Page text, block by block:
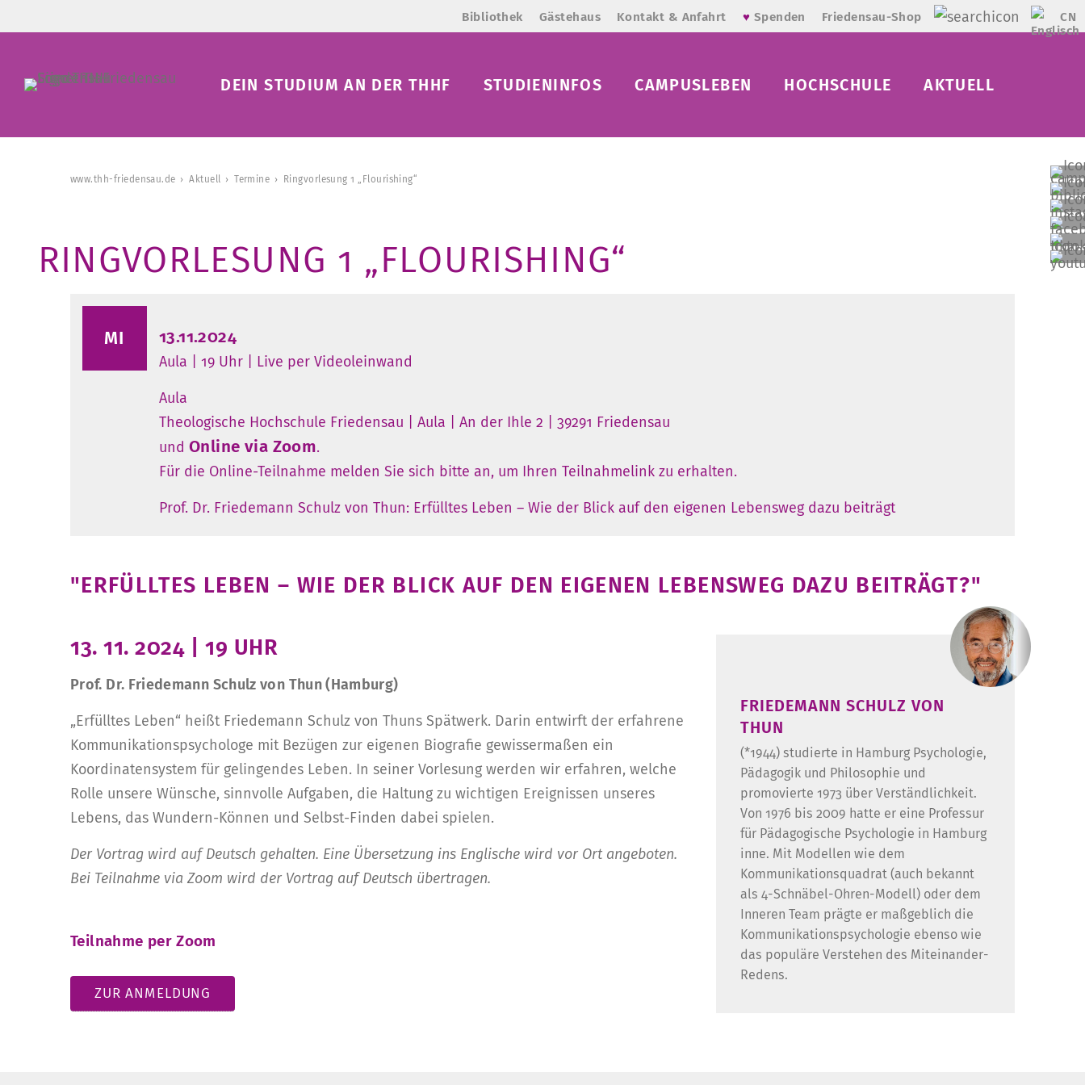
Bibliothek Gästehaus Kontakt & Anfahrt ♥ Spenden Friedensau-Shop CN
DEIN STUDIUM AN DER THHF STUDIENINFOS CAMPUSLEBEN HOCHSCHULE AKTUELL
www.thh-friedensau.de Aktuell Termine Ringvorlesung 1 „Flourishing“
RINGVORLESUNG 1 „FLOURISHING“
MI 13.11.2024
Aula | 19 Uhr | Live per Videoleinwand
Aula
Theologische Hochschule Friedensau | Aula | An der Ihle 2 | 39291 Friedensau
und Online via Zoom.
Für die Online-Teilnahme melden Sie sich bitte an, um Ihren Teilnahmelink zu erhalten.
Prof. Dr. Friedemann Schulz von Thun: Erfülltes Leben – Wie der Blick auf den eigenen Lebensweg dazu beiträgt
"ERFÜLLTES LEBEN – WIE DER BLICK AUF DEN EIGENEN LEBENSWEG DAZU BEITRÄGT?"
13. 11. 2024 | 19 UHR
Prof. Dr. Friedemann Schulz von Thun (Hamburg)
„Erfülltes Leben“ heißt Friedemann Schulz von Thuns Spätwerk. Darin entwirft der erfahrene
Kommunikationspsychologe mit Bezügen zur eigenen Biografie gewissermaßen ein
Koordinatensystem für gelingendes Leben. In seiner Vorlesung werden wir erfahren, welche
Rolle unsere Wünsche, sinnvolle Aufgaben, die Haltung zu wichtigen Ereignissen unseres
Lebens, das Wundern-Können und Selbst-Finden dabei spielen.
Der Vortrag wird auf Deutsch gehalten. Eine Übersetzung ins Englische wird vor Ort angeboten.
Bei Teilnahme via Zoom wird der Vortrag auf Deutsch übertragen.
Teilnahme per Zoom
ZUR ANMELDUNG
FRIEDEMANN SCHULZ VON
THUN
(*1944) studierte in Hamburg Psychologie,
Pädagogik und Philosophie und
promovierte 1973 über Verständlichkeit.
Von 1976 bis 2009 hatte er eine Professur
für Pädagogische Psychologie in Hamburg
inne. Mit Modellen wie dem
Kommunikationsquadrat (auch bekannt
als 4-Schnäbel-Ohren-Modell) oder dem
Inneren Team prägte er maßgeblich die
Kommunikationspsychologie ebenso wie
das populäre Verstehen des Miteinander-
Redens.